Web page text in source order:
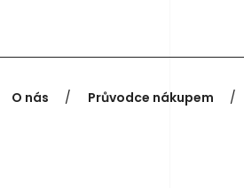
O nás Průvodce nákupem